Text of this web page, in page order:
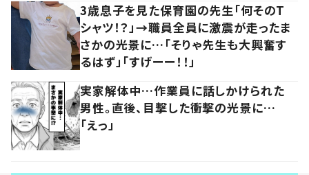
3歳息子を見た保育園の先生「何そのT
シャツ！？」→職員全員に激震が走ったま
さかの光景に…「そりゃ先生も大興奮す
るはず」「すげーー！！」
実家解体中…作業員に話しかけられた
男性。直後、目撃した衝撃の光景に…
「えっ」